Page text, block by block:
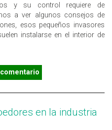
y su control requiere de
a ver algunos consejos de
esos pequeños invasores
instalarse en el interior de
EXPERTOS PARA EL CONTROL DE
en la industria